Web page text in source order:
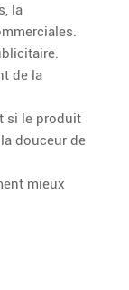
la
de la
si le produit
douceur de
mieux